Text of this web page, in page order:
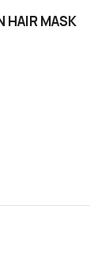
HAIR MASK